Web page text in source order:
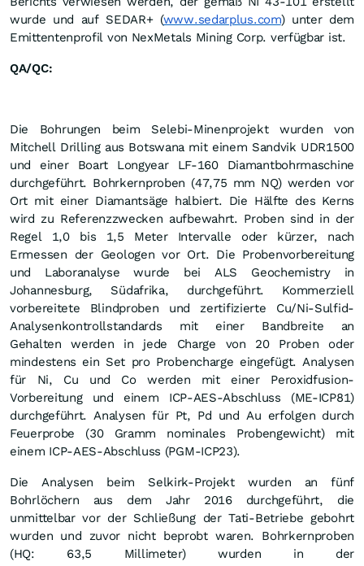
wurde und auf SEDAR+ (www.sedarplus.com) unter dem
Emittentenprofil von NexMetals Mining Corp. verfügbar ist.
QA/QC:
Die Bohrungen beim Selebi-Minenprojekt wurden von
Mitchell Drilling aus Botswana mit einem Sandvik UDR1500
und einer Boart Longyear LF-160 Diamantbohrmaschine
durchgeführt. Bohrkernproben (47,75 mm NQ) werden vor
Ort mit einer Diamantsäge halbiert. Die Hälfte des Kerns
wird zu Referenzzwecken aufbewahrt. Proben sind in der
Regel 1,0 bis 1,5 Meter Intervalle oder kürzer, nach
Ermessen der Geologen vor Ort. Die Probenvorbereitung
und Laboranalyse wurde bei ALS Geochemistry in
Johannesburg, Südafrika, durchgeführt. Kommerziell
vorbereitete Blindproben und zertifizierte Cu/Ni-Sulfid-
Analysenkontrollstandards mit einer Bandbreite an
Gehalten werden in jede Charge von 20 Proben oder
mindestens ein Set pro Probencharge eingefügt. Analysen
für Ni, Cu und Co werden mit einer Peroxidfusion-
Vorbereitung und einem ICP-AES-Abschluss (ME-ICP81)
durchgeführt. Analysen für Pt, Pd und Au erfolgen durch
Feuerprobe (30 Gramm nominales Probengewicht) mit
einem ICP-AES-Abschluss (PGM-ICP23).
Die Analysen beim Selkirk-Projekt wurden an fünf
Bohrlöchern aus dem Jahr 2016 durchgeführt, die
unmittelbar vor der Schließung der Tati-Betriebe gebohrt
wurden und zuvor nicht beprobt waren. Bohrkernproben
(HQ: 63,5 Millimeter) wurden in der